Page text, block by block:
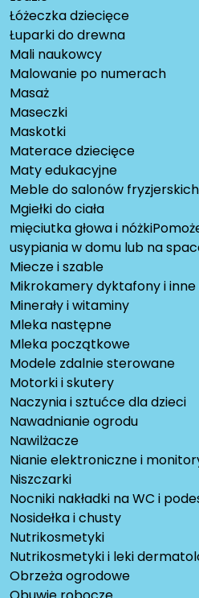
Łóżeczka dziecięce
Łuparki do drewna
Mali naukowcy
Malowanie po numerach
Masaż
Maseczki
Maskotki
Materace dziecięce
Maty edukacyjne
Meble do salonów
Mgiełki do ciała
mięciutka głowa i
usypiania w domu lub na
Miecze i szable
Mikrokamery dyktafony i
Minerały i witaminy
Mleka następne
Mleka początkowe
Modele zdalnie sterowane
Motorki i skutery
Naczynia i sztućce dla dzieci
Nawadnianie ogrodu
Nawilżacze
Nianie elektroniczne i
Niszczarki
Nocniki nakładki na WC i
Nosidełka i chusty
Nutrikosmetyki
Nutrikosmetyki i leki
Obrzeża ogrodowe